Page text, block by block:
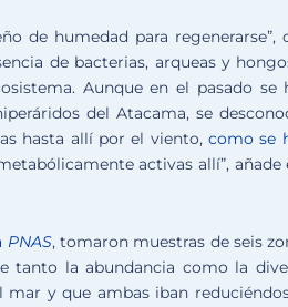
de humedad para regenerarse”,
de bacterias, arqueas y
Aunque en el pasado se
del Atacama, se
hasta allí por el viento, como se
activas allí”,
PNAS, tomaron muestras de seis
tanto la abundancia como la
y que ambas iban